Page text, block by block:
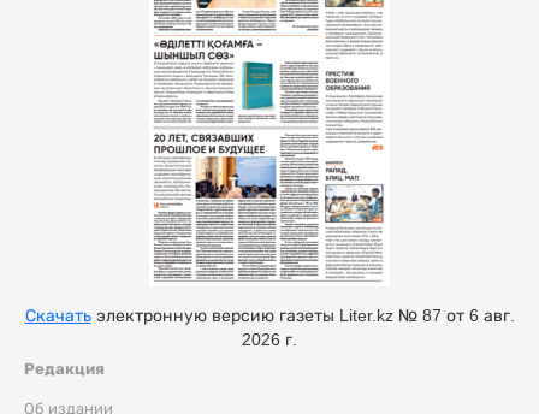
Редакция
Об издании
Скачатьэлектронную версию газеты Liter.kz № 87 от 6 авг.
2026 г.